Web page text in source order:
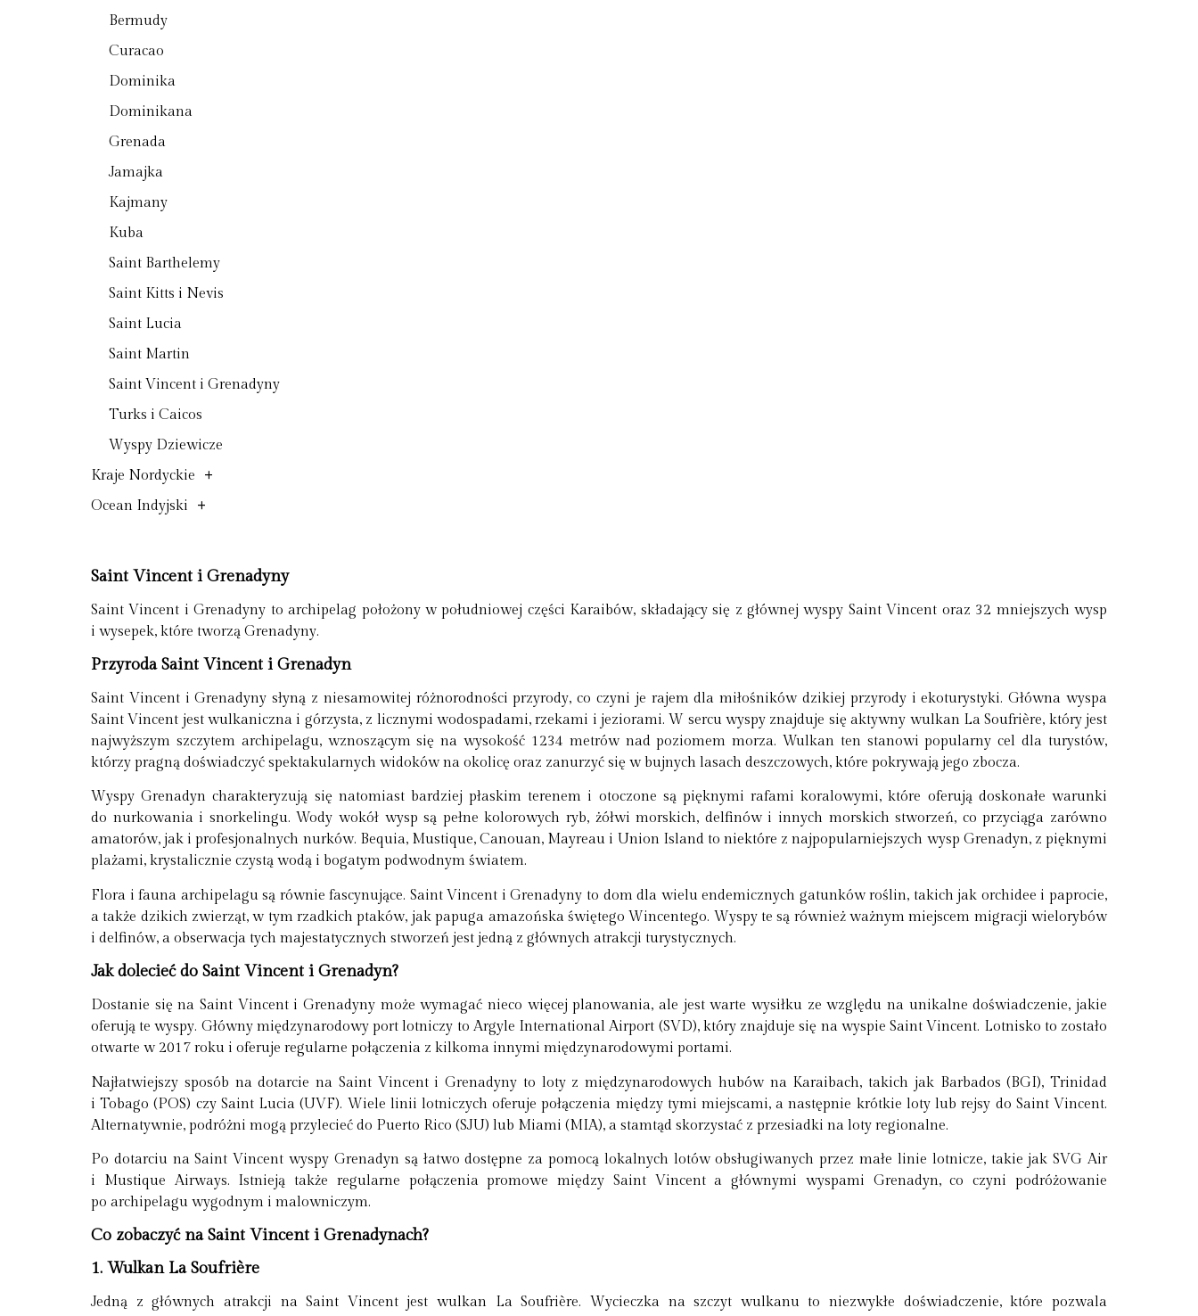
Bermudy
Curacao
Dominika
Dominikana
Grenada
Jamajka
Kajmany
Kuba
Saint Barthelemy
Saint Kitts i Nevis
Saint Lucia
Saint Martin
Saint Vincent i Grenadyny
Turks i Caicos
Wyspy Dziewicze
Kraje Nordyckie
+
Ocean Indyjski +
Saint Vincent i Grenadyny
Saint Vincent i Grenadyny to archipelag położony w południowej części Karaibów, składający się z głównej wyspy Saint Vincent oraz 32 mniejszych wysp
i wysepek, które tworzą Grenadyny.
Przyroda Saint Vincent i Grenadyn
Saint Vincent i Grenadyny słyną z niesamowitej różnorodności przyrody, co czyni je rajem dla miłośników dzikiej przyrody i ekoturystyki. Główna wyspa
Saint Vincent jest wulkaniczna i górzysta, z licznymi wodospadami, rzekami i jeziorami. W sercu wyspy znajduje się aktywny wulkan La Soufrière, który jest
najwyższym szczytem archipelagu, wznoszącym się na wysokość 1234 metrów nad poziomem morza. Wulkan ten stanowi popularny cel dla turystów,
którzy pragną doświadczyć spektakularnych widoków na okolicę oraz zanurzyć się w bujnych lasach deszczowych, które pokrywają jego zbocza.
Wyspy Grenadyn charakteryzują się natomiast bardziej płaskim terenem i otoczone są pięknymi rafami koralowymi, które oferują doskonałe warunki
do nurkowania i snorkelingu. Wody wokół wysp są pełne kolorowych ryb, żółwi morskich, delfinów i innych morskich stworzeń, co przyciąga zarówno
amatorów, jak i profesjonalnych nurków. Bequia, Mustique, Canouan, Mayreau i Union Island to niektóre z najpopularniejszych wysp Grenadyn, z pięknymi
plażami, krystalicznie czystą wodą i bogatym podwodnym światem.
Flora i fauna archipelagu są równie fascynujące. Saint Vincent i Grenadyny to dom dla wielu endemicznych gatunków roślin, takich jak orchidee i paprocie,
a także dzikich zwierząt, w tym rzadkich ptaków, jak papuga amazońska świętego Wincentego. Wyspy te są również ważnym miejscem migracji wielorybów
i delfinów, a obserwacja tych majestatycznych stworzeń jest jedną z głównych atrakcji turystycznych.
Jak dolecieć do Saint Vincent i Grenadyn?
Dostanie się na Saint Vincent i Grenadyny może wymagać nieco więcej planowania, ale jest warte wysiłku ze względu na unikalne doświadczenie, jakie
oferują te wyspy. Główny międzynarodowy port lotniczy to Argyle International Airport (SVD), który znajduje się na wyspie Saint Vincent. Lotnisko to zostało
otwarte w 2017 roku i oferuje regularne połączenia z kilkoma innymi międzynarodowymi portami.
Najłatwiejszy sposób na dotarcie na Saint Vincent i Grenadyny to loty z międzynarodowych hubów na Karaibach, takich jak Barbados (BGI), Trinidad
i Tobago (POS) czy Saint Lucia (UVF). Wiele linii lotniczych oferuje połączenia między tymi miejscami, a następnie krótkie loty lub rejsy do Saint Vincent.
Alternatywnie, podróżni mogą przylecieć do Puerto Rico (SJU) lub Miami (MIA), a stamtąd skorzystać z przesiadki na loty regionalne.
Po dotarciu na Saint Vincent wyspy Grenadyn są łatwo dostępne za pomocą lokalnych lotów obsługiwanych przez małe linie lotnicze, takie jak SVG Air
i Mustique Airways. Istnieją także regularne połączenia promowe między Saint Vincent a głównymi wyspami Grenadyn, co czyni podróżowanie
po archipelagu wygodnym i malowniczym.
Co zobaczyć na Saint Vincent i Grenadynach?
1. Wulkan La Soufrière
Jedną z głównych atrakcji na Saint Vincent jest wulkan La Soufrière. Wycieczka na szczyt wulkanu to niezwykłe doświadczenie, które pozwala